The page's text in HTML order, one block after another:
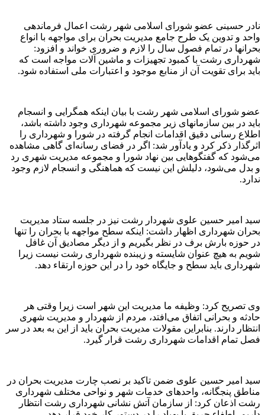
نادر حسینی عضو شورای اسلامی شهر رشت اعمال فرماندهی
واحد و تدوین یک طرح جامع مدیریت بحران برای مواجهه با انواع
بحرانها در تمام فصول سال را لازم و ضروری خواند و افزود:
شهرداری رشت با کمبود تجهیزات و ماشین‌ آلات مواجه است که
باید برای تقویت آن از منابع موجود و اعتبارات ملی استفاده شود.
عضو شورای اسلامی شهر رشت با بیان اینکه همگرایی و انسجام
باید در بین سازمانهای زیر مجموعه شهرداری وجود داشته باشد،
اطلاع‌ رسانی دقیق اقدامات انجام گرفته در شورا و شهرداری را
اثرگذار ذکر کرد و یادآور شد: اگر در فضای رسانه‌ای گاهی مشاهده
می‌شود که گفتگوهایی بین نهاد شورا و مجموعه مدیریت شهری رد
و بدل می‌شود، دلیلش این نیست که هماهنگی و انسجام لازم وجود
ندارد.
سید امیر حسین علوی شهردار رشت نیز در جلسه ستاد مدیریت
بحران شهرداری اظهار داشت: اینکه سطح مواجهه با بحران را تنها
در حوزه بارش برف در نظر بگیریم و از دیگر مصادیق آن غافل
شویم به هیچ عنوان شایسته و زیبنده شهرداری رشت نیست زیرا
شهرداری باید سطح و جایگاه خود را در این حوزه ارتقاء دهد.
وی تصریح کرد: وظیفه ما مدیریت این شهر است زیرا وقتی هر
حادثه‌ و بحرانی اتفاق می‌افتد، مردم از شهردار و مدیریت شهری
انتظار دارند. بنابراین مقولات مدیریت بحران باید از این به بعد در سر
فصل تمام اقدامات شهرداری رشت قرار گیرد.
سید امیر حسین علوی ضمن تاکید بر نصب چارت مدیریت بحران در
مناطق پنجگانه، واحدهای خدمات شهر و نواحی مختلف شهرداری
رشت اذعان کرد: از سازمان آتش‌ نشانی شهرداری رشت انتظار